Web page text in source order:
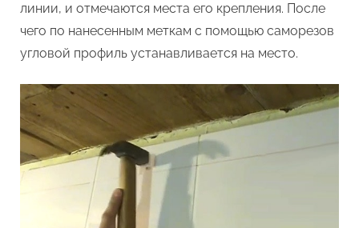
линии, и отмечаются места его крепления. После
чего по нанесенным меткам с помощью саморезов
угловой профиль устанавливается на место.